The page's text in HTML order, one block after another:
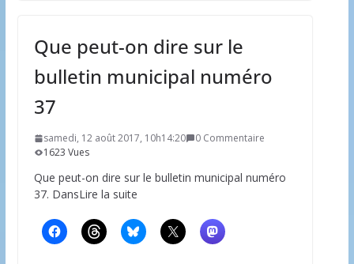
Que peut-on dire sur le
bulletin municipal numéro
37
samedi, 12 août 2017, 10h14:20
0 Commentaire
1623 Vues
Que peut-on dire sur le bulletin municipal numéro
37. DansLire la suite